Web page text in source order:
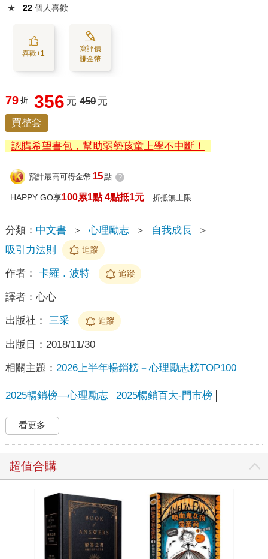
★
22 個人喜歡
喜歡+1
寫評價
賺金幣
79 折 356 元 450 元
買整套
認購希望書包，幫助弱勢孩童上學不中斷！
預計最高可得金幣 15點 ?
HAPPY GO享100累1點 4點抵1元 折抵無上限
分類： 中文書 ＞ 心理勵志 ＞ 自我成長
＞
吸引力法則
追蹤
作者： 卡羅．波特 追蹤
譯者： 心心
出版社： 三采 追蹤
出版日： 2018/11/30
相關主題： 2026上半年暢銷榜－心理勵志榜TOP100
2025暢銷榜—心理勵志 2025暢銷百大-門市榜
看更多
超值合購